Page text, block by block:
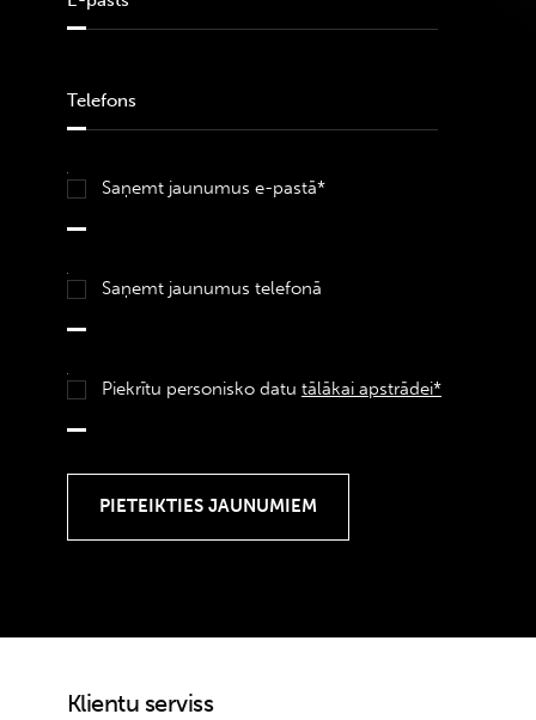
Saņemt jaunumus e-pastā*
Saņemt jaunumus telefonā
Piekrītu personisko datu tālākai apstrādei*
Klientu serviss